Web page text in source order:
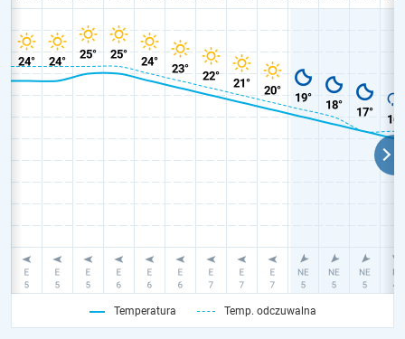
Temperatura Temp. odczuwalna